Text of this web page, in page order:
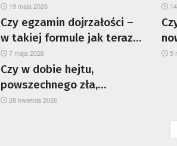
przejawem
nowego
typu
zwłoka w wydaniu jasnego
komunikatu?
19 maja 2026 14
Czy egzamin dojrzałości –
w takiej formule jak teraz –
spełnia swoją rolę?
7 maja 2026 5
Czy w dobie hejtu,
powszechnego zła,
nienawiści, jesteśmy w
28 kwietnia 2026